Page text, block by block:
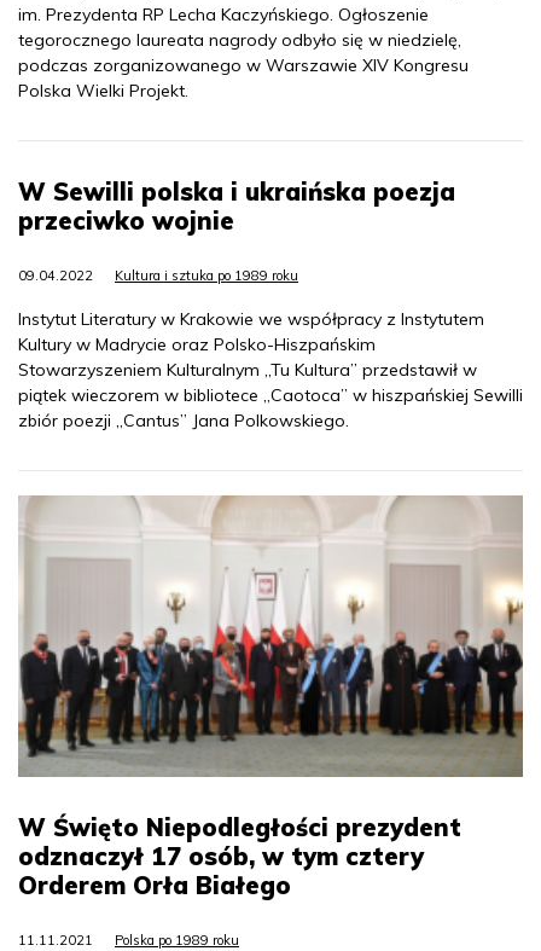
im. Prezydenta RP Lecha Kaczyńskiego. Ogłoszenie
tegorocznego laureata nagrody odbyło się w niedzielę,
podczas zorganizowanego w Warszawie XIV Kongresu
Polska Wielki Projekt.
W Sewilli polska i ukraińska poezja
przeciwko wojnie
09.04.2022 Kultura i sztuka po 1989 roku
Instytut Literatury w Krakowie we współpracy z Instytutem
Kultury w Madrycie oraz Polsko-Hiszpańskim
Stowarzyszeniem Kulturalnym „Tu Kultura” przedstawił w
piątek wieczorem w bibliotece „Caotoca” w hiszpańskiej Sewilli
zbiór poezji „Cantus” Jana Polkowskiego.
W Święto Niepodległości prezydent
odznaczył 17 osób, w tym cztery
Orderem Orła Białego
11.11.2021 Polska po 1989 roku